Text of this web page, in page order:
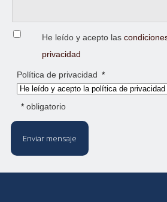
He leído y acepto las
privacidad
Política de privacidad *
* obligatorio
Enviar mensaje